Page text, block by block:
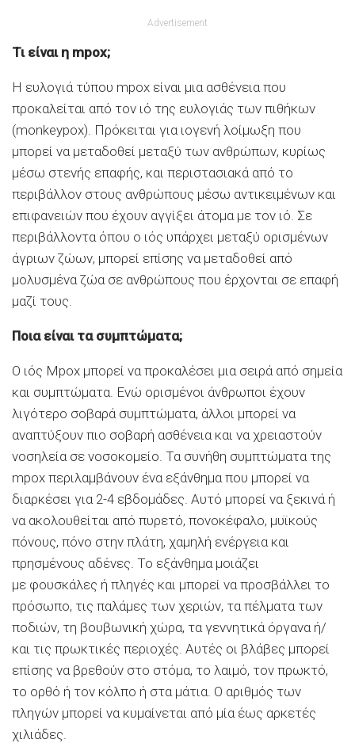
Advertisement
Τι είναι η mpox;
Η ευλογιά τύπου mpox είναι μια ασθένεια που
προκαλείται από τον ιό της ευλογιάς των πιθήκων
(monkeypox). Πρόκειται για ιογενή λοίμωξη που
μπορεί να μεταδοθεί μεταξύ των ανθρώπων, κυρίως
μέσω στενής επαφής, και περιστασιακά από το
περιβάλλον στους ανθρώπους μέσω αντικειμένων και
επιφανειών που έχουν αγγίξει άτομα με τον ιό. Σε
περιβάλλοντα όπου ο ιός υπάρχει μεταξύ ορισμένων
άγριων ζώων, μπορεί επίσης να μεταδοθεί από
μολυσμένα ζώα σε ανθρώπους που έρχονται σε επαφή
μαζί τους.
Ποια είναι τα συμπτώματα;
Ο ιός Mpox μπορεί να προκαλέσει μια σειρά από σημεία
και συμπτώματα. Ενώ ορισμένοι άνθρωποι έχουν
λιγότερο σοβαρά συμπτώματα, άλλοι μπορεί να
αναπτύξουν πιο σοβαρή ασθένεια και να χρειαστούν
νοσηλεία σε νοσοκομείο. Τα συνήθη συμπτώματα της
mpox περιλαμβάνουν ένα εξάνθημα που μπορεί να
διαρκέσει για 2-4 εβδομάδες. Αυτό μπορεί να ξεκινά ή
να ακολουθείται από πυρετό, πονοκέφαλο, μυϊκούς
πόνους, πόνο στην πλάτη, χαμηλή ενέργεια και
πρησμένους αδένες. Το εξάνθημα μοιάζει
με φουσκάλες ή πληγές και μπορεί να προσβάλλει το
πρόσωπο, τις παλάμες των χεριών, τα πέλματα των
ποδιών, τη βουβωνική χώρα, τα γεννητικά όργανα ή/
και τις πρωκτικές περιοχές. Αυτές οι βλάβες μπορεί
επίσης να βρεθούν στο στόμα, το λαιμό, τον πρωκτό,
το ορθό ή τον κόλπο ή στα μάτια. Ο αριθμός των
πληγών μπορεί να κυμαίνεται από μία έως αρκετές
χιλιάδες.